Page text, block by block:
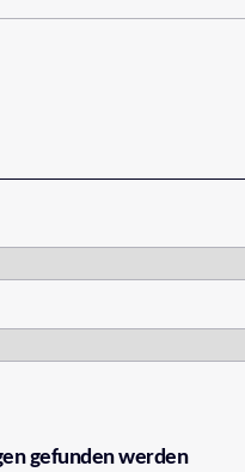
gefunden werden